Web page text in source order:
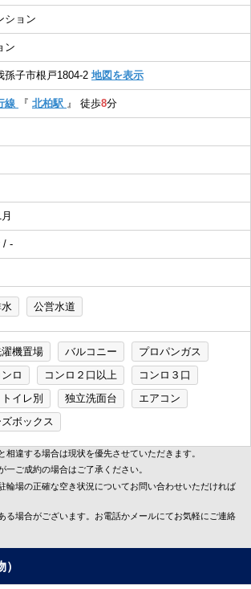
ション
ン
孫子市根戸1804-2 地図を表示
線 『 北柏駅 』 徒歩8分
/ -
公営水道
機置場 バルコニー
プロパンガス
ロ
コンロ２口以上
コンロ３口
イレ別
独立洗面台
エアコン
ボックス
相違する場合は現状を優先させていただきます。
一ご成約の場合はご了承ください。
輪場の正確な空き状況についてお問い合わせいただければ
る場合がございます。お電話かメールにてお気軽にご連絡